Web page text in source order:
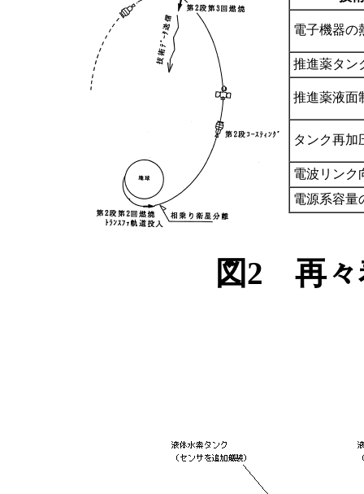
電子機器の
推進薬タン
推進薬液面
タンク再加
電波リンク
電源系容量
図2 再々